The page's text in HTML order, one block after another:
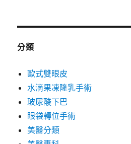
分類
歐式雙眼皮
水滴果凍隆乳手術
玻尿酸下巴
眼袋轉位手術
美醫分類